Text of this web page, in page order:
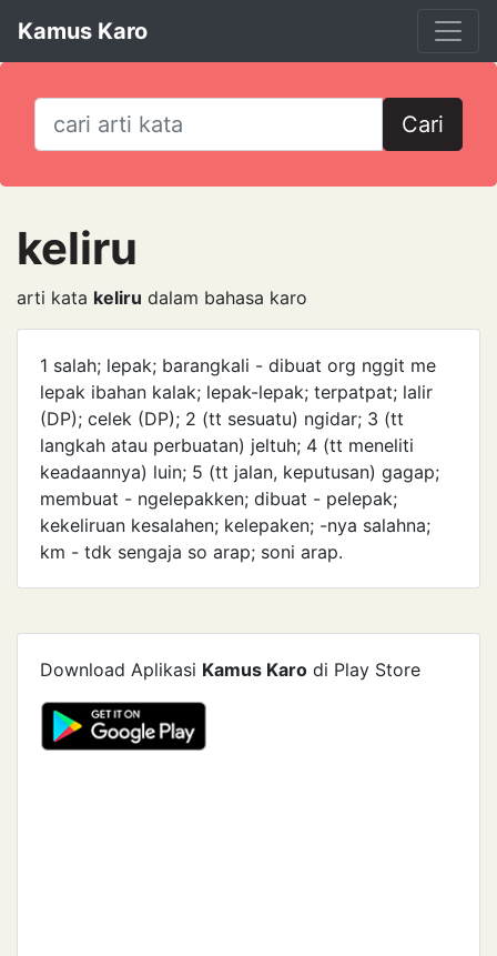
Kamus Karo
Cari
keliru
arti kata keliru dalam bahasa karo
1 salah; lepak; barangkali - dibuat org nggit me
lepak ibahan kalak; lepak-lepak; terpatpat; lalir
(DP); celek (DP); 2 (tt sesuatu) ngidar; 3 (tt
langkah atau per­buatan) jeltuh; 4 (tt meneliti
keadaannya) luin; 5 (tt jalan, keputusan) gagap;
membuat - ngelepakken; dibuat - pelepak;
kekeliruan kesalahen; kelepaken; -nya salahna;
km - tdk sengaja so arap; soni arap.
Download Aplikasi Kamus Karo di Play Store